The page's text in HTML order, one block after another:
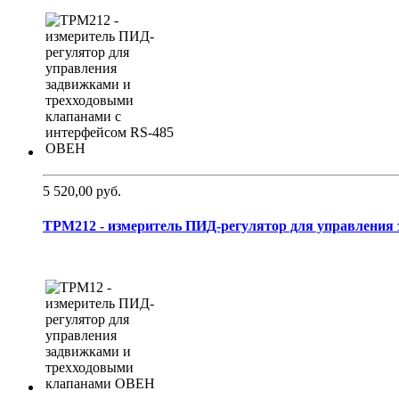
5 520,00 руб.
ТРМ212 - измеритель ПИД-регулятор для управления